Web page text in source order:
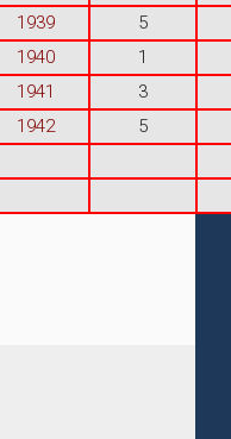
1939
5
1940
1
1941
3
1942
5